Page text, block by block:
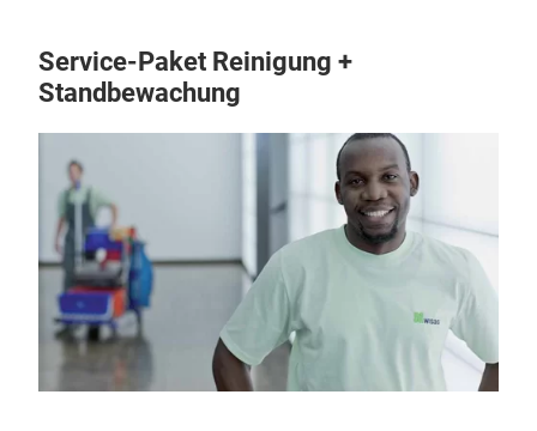
Service-Paket Reinigung +
Standbewachung